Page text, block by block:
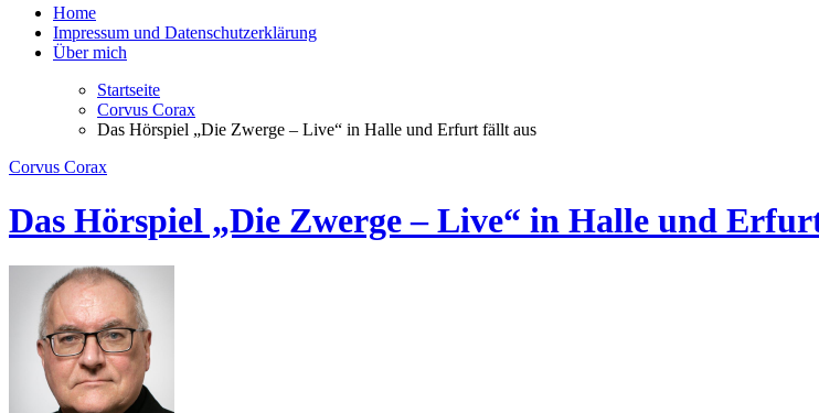
Home
Impressum und Datenschutzerklärung
Über mich
Startseite
Corvus Corax
Das Hörspiel „Die Zwerge – Live“ in Halle und Erfurt fällt aus
Corvus Corax
Das Hörspiel „Die Zwerge – Live“ in Halle und